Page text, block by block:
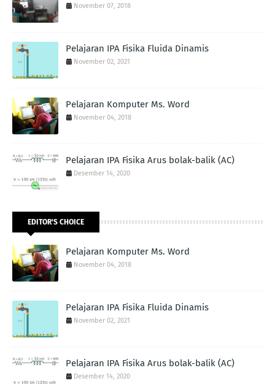
November 07, 2018
Pelajaran IPA Fisika Fluida Dinamis
November 02, 2021
Pelajaran Komputer Ms. Word
November 04, 2018
Pelajaran IPA Fisika Arus bolak-balik (AC)
Desember 14, 2020
EDITOR'S CHOICE
Pelajaran Komputer Ms. Word
November 04, 2018
Pelajaran IPA Fisika Fluida Dinamis
November 02, 2021
Pelajaran IPA Fisika Arus bolak-balik (AC)
Desember 14, 2020